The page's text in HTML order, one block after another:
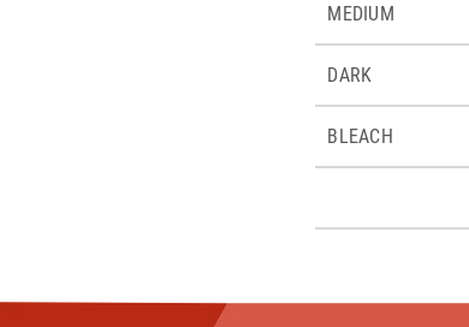
MEDIUM
DARK
BLEACH